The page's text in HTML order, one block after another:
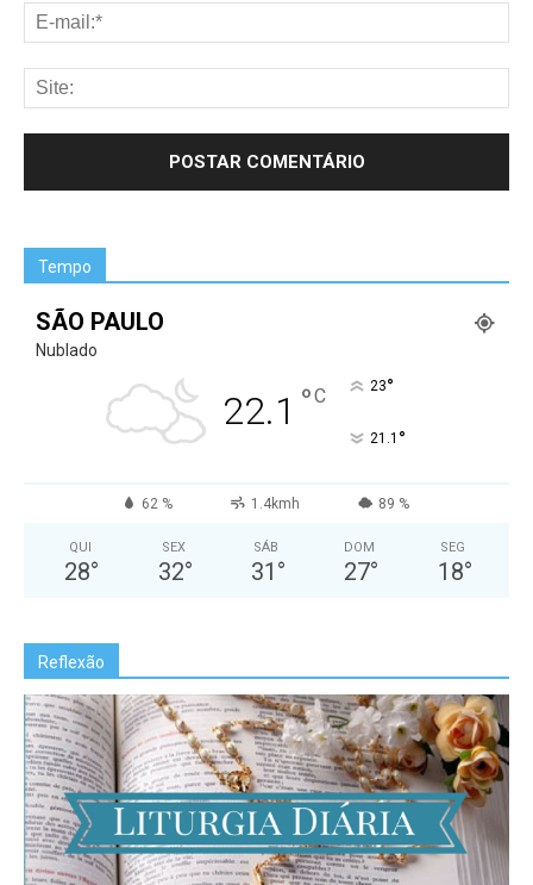
Tempo
SÃO PAULO
Nublado
22.1 °C 23°
21.1 °
62 % 1.4kmh 89 %
QUI
28°
SEX
32°
SÁB
31 °
DOM
27°
SEG
18°
Reflexão